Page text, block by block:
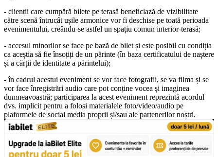
- clienții care cumpără bilete pe terasă beneficiază de vizibilitate
către scenă întrucât ușile armonice vor fi deschise pe toată perioada
evenimentului, creându-se astfel un spațiu comun interior-terasă;
- accesul minorilor se face pe bază de bilet și este posibil cu condiția
ca aceștia să fie însoțiți de un părinte (în baza certificatului de naștere
și a cărții de identitate a părintelui);
- în cadrul acestui eveniment se vor face fotografii, se va filma și se
vor face înregistrări audio care pot conține vocea și imaginea
dumneavoastră; participarea la acest eveniment reprezintă acordul
dvs. implicit pentru a folosi materialele foto/video/audio pe
plaformele de social media proprii și/sau ale partenerilor noștri.